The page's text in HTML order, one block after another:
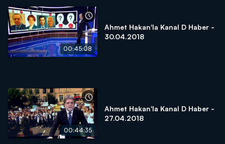
00:45:08
Ahmet Hakan'la Kanal D Haber -
30.04.2018
00:44:35
Ahmet Hakan'la Kanal D Haber -
27.04.2018